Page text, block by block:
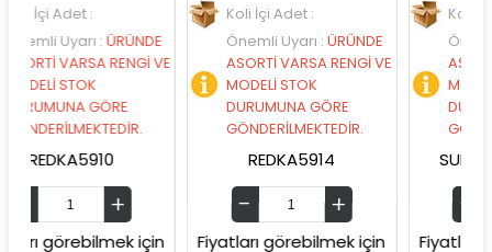
:ÜRÜNDE
RENGİ VE
GÖRE
için
Koli İçi Adet :
Önemli Uyarı:ÜRÜNDE
ASORTİ VARSA RENGİ VE
MODELİ STOK
DURUMUNA GÖRE
GÖNDERİLMEKTEDİR.
REDKA5914
Fiyatları görebilmek için
Koli İçi Adet :
Önemli Uyarı
ASORTİ VARSA
MODELİ STOK
DURUMUNA
Fiyatları